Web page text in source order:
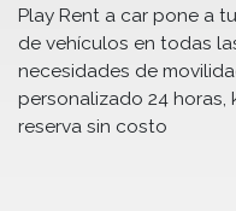
Play Rent a car pone a
de vehículos en todas
necesidades de
personalizado 24
reserva sin costo